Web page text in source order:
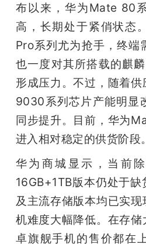
布以来，华为Mate 80
高，长期处于紧俏状态
Pro系列尤为抢手，终端
也一度对其所搭载的麒
形成压力。不过，随着
9030系列芯片产能明显
同步提升。目前，华为
进入相对稳定的供货阶段。
华为商城显示，当前
16GB+1TB版本仍处于
及主流存储版本均已实
机难度大幅降低。在存
卓旗舰手机的售价都在